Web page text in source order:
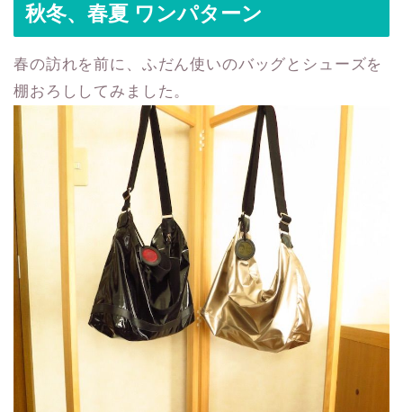
秋冬、春夏 ワンパターン
春の訪れを前に、ふだん使いのバッグとシューズを
棚おろししてみました。